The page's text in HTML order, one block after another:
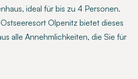
ideal für bis zu 4 Personen.
Olpenitz bietet dieses
alle Annehmlichkeiten, die Sie für